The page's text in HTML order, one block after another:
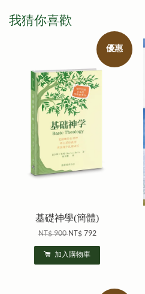
我猜你喜歡
優惠
基礎神學(簡體)
NT$ 900NT$ 792
加入購物車